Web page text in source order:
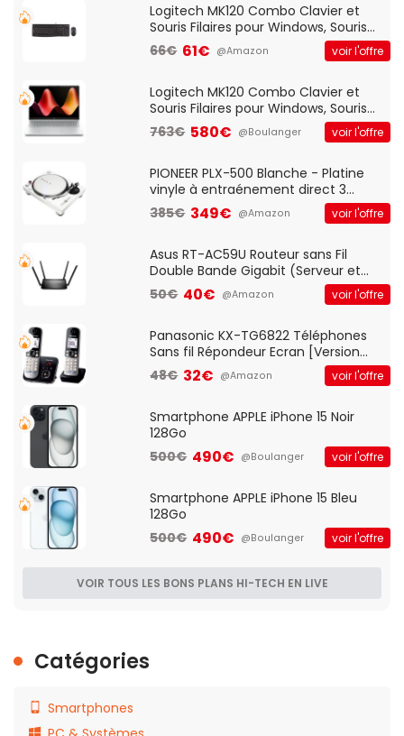
Logitech MK120 Combo Clavier et
Souris Filaires pour Windows, Souris
Optique Filaire, Connexion USB Plug
And Play, Confortable, Taille
QWERTY UK - Noir
66€ 61€ @Amazon voir l'offre
Logitech MK120 Combo Clavier et
Souris Filaires pour Windows, Souris
Optique Filaire, Connexion USB Plug
And Play, Confortable, Taille
QWERTY UK - Noir
763€ 580€ @Boulanger voir l'offre
PIONEER PLX-500 Blanche - Platine
vinyle à entraénement direct 3
vitesses (33-45-78 trs/min) avec
pre-ampli intégré et port USB
385€ 349€ @Amazon voir l'offre
Asus RT-AC59U Routeur sans Fil
Double Bande Gigabit (Serveur et
Client VPN, Triple Vlan, Mode Point
d'accès et Bridge, contrôle Parental,
50€ 40€ @Amazon voir l'offre
Panasonic KX-TG6822 Téléphones
Sans fil Répondeur Ecran [Version
Française]
48€ 32€ @Amazon voir l'offre
Smartphone APPLE iPhone 15 Noir
128Go
500€ 490€ @Boulanger voir l'offre
Smartphone APPLE iPhone 15 Bleu
128Go
500€ 490€ @Boulanger voir l'offre
VOIR TOUS LES BONS PLANS HI-TECH EN LIVE
Catégories
Smartphones